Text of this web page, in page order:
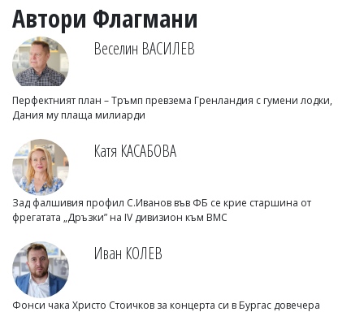
Автори Флагмани
Веселин ВАСИЛЕВ
Перфектният план – Тръмп превзема Гренландия с гумени лодки,
Дания му плаща милиарди
Катя КАСАБОВА
Зад фалшивия профил С.Иванов във ФБ се крие старшина от
фрегатата „Дръзки” на IV дивизион към ВМС
Иван КОЛЕВ
Фонси чака Христо Стоичков за концерта си в Бургас довечера